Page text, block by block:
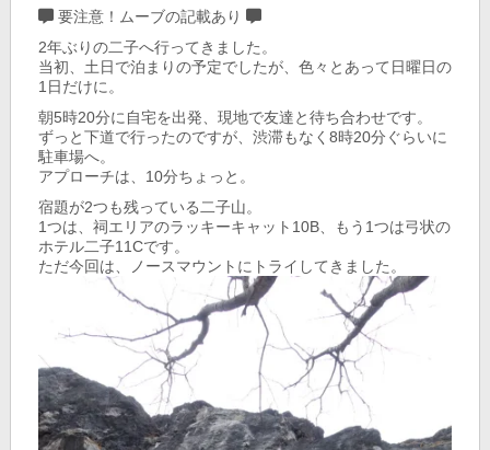
要注意！ムーブの記載あり
2年ぶりの二子へ行ってきました。
当初、土日で泊まりの予定でしたが、色々とあって日曜日の
1日だけに。
朝5時20分に自宅を出発、現地で友達と待ち合わせです。
ずっと下道で行ったのですが、渋滞もなく8時20分ぐらいに
駐車場へ。
アプローチは、10分ちょっと。
宿題が2つも残っている二子山。
1つは、祠エリアのラッキーキャット10B、もう1つは弓状の
ホテル二子11Cです。
ただ今回は、ノースマウントにトライしてきました。